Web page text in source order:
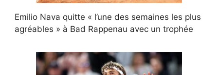
Emilio Nava quitte « l’une des semaines les plus
agréables » à Bad Rappenau avec un trophée